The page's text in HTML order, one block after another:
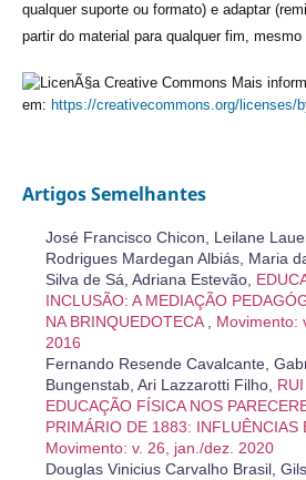
qualquer suporte ou formato) e adaptar
partir do material para qualquer fim, mesmo
Mais
em: https://creativecommons.org/licenses/
Artigos Semelhantes
José Francisco Chicon, Leilane
Rodrigues Mardegan Albiás, Maria
Silva de Sá, Adriana Estevão,
INCLUSÃO: A MEDIAÇÃO
NA BRINQUEDOTECA
Movimento:
2016
Fernando Resende Cavalcante,
Bungenstab, Ari Lazzarotti Filho,
EDUCAÇÃO FÍSICA NOS
PRIMÁRIO DE 1883: INFLUÊNCIAS
Movimento: v. 26, jan./dez. 2020
Douglas Vinicius Carvalho Brasil,